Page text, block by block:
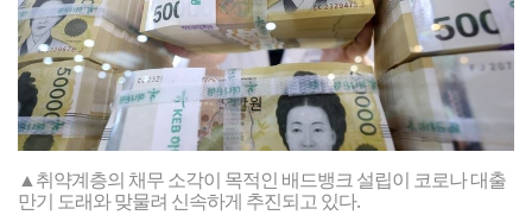
▲취약계층의 채무 소각이 목적인 배드뱅크 설립이 코로나 대출
만기 도래와 맞물려 신속하게 추진되고 있다.